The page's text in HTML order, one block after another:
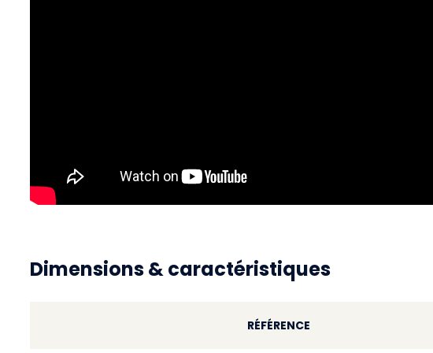
Dimensions & caractéristiques
RÉFÉRENCE